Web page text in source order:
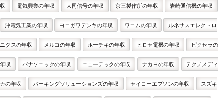
収 電気興業の年収 大同信号の年収 京三製作所の年収 岩崎通信機の年収
沖電気工業の年収 ヨコガワデンキの年収 ワコムの年収 ルネサスエレクトロ
ニクスの年収 メルコの年収 ホーチキの年収 ヒロセ電機の年収 ピクセラの
年収 パナソニックの年収 ニューテックの年収 ナカヨの年収 テクノメディ
カの年収 パーキングソリューションズの年収 セイコーエプソンの年収 スズキ